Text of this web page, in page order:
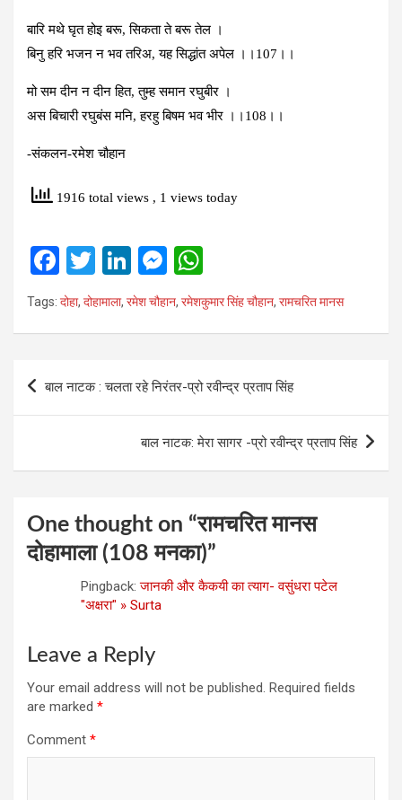
बारि मथे घृत होइ बरू, सिकता ते बरू तेल ।
बिनु हरि भजन न भव तरिअ, यह सिद्धांत अपेल ।।107।।
मो सम दीन न दीन हित, तुम्‍ह समान रघुबीर ।
अस बिचारी रघुबंस मनि, हरहु बिषम भव भीर ।।108।।
-संकलन-रमेश चौहान
1916 total views , 1 views today
F
a
ce
o
T
wi
tt
Li
n
ke
n
M
es
se
g
h
at
A
p
Tags: दोहा, दोहामाला, रमेश चौहान, रमेशकुमार सिंह चौहान, रामचरित मानस
बाल नाटक : चलता रहे निरंतर-प्रो रवीन्द्र प्रताप सिंह
बाल नाटक: मेरा सागर -प्रो रवीन्द्र प्रताप सिंह
One thought on “रामचरित मानस
दोहामाला (108 मनका)”
Pingback:जानकी और कैकयी का त्‍याग- वसुंधरा पटेल
"अक्षरा" » Surta
Leave a Reply
Your email address will not be published. Required fields
are marked *
Comment *